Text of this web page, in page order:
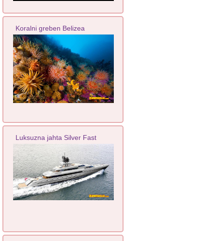
Koralni greben Belizea
Luksuzna jahta Silver Fast